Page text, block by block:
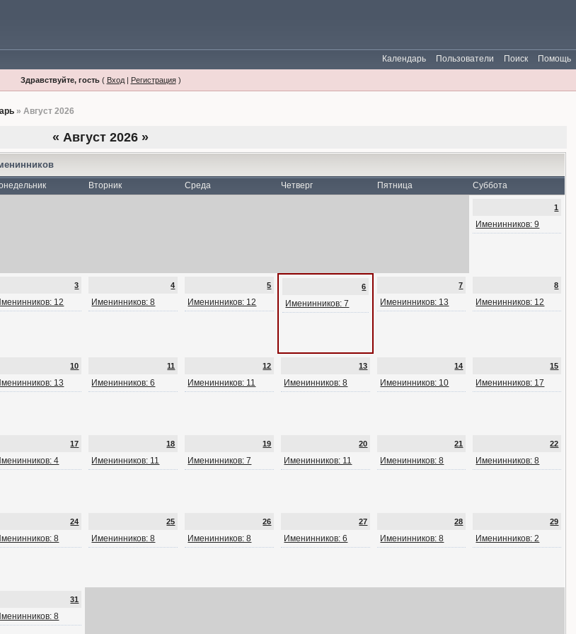
Помощь
Поиск
Пользователи
Календарь
Здравствуйте, гость( Вход| Регистрация)
» Август 2026
« Август 2026 »
Вторник Среда Четверг Пятница Суббота
1
Именинников: 9
3
12
4
Именинников: 8
5
Именинников: 12
6
Именинников: 7
7
Именинников: 13
8
Именинников: 12
10
13
11
Именинников: 6
12
Именинников: 11
13
Именинников: 8
14
Именинников: 10
15
Именинников: 17
17
4
18
Именинников: 11
19
Именинников: 7
20
Именинников: 11
21
Именинников: 8
22
Именинников: 8
24
8
25
Именинников: 8
26
Именинников: 8
27
Именинников: 6
28
Именинников: 8
29
Именинников: 2
31
8